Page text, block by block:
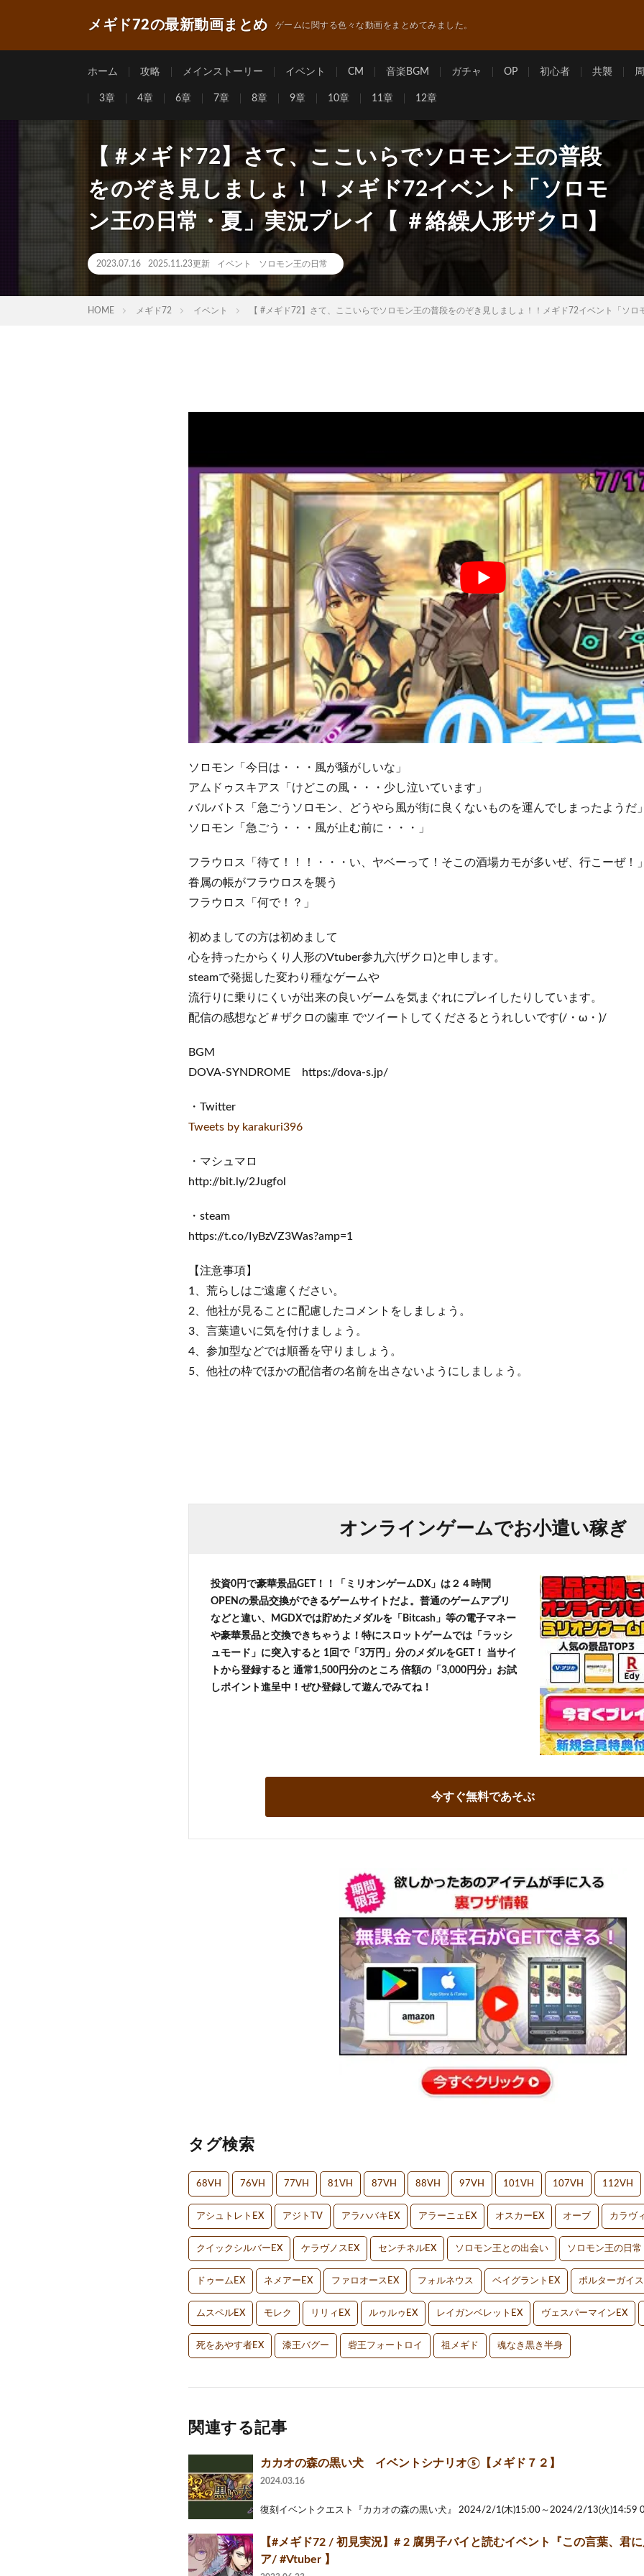
メギド72の最新動画まとめ ゲームに関する色々な動画をまとめてみました。
ホーム 攻略 メインストーリー イベント CM 音楽BGM ガチャ OP 初心者 共襲
3章 4章 6章 7章 8章 9章 10章 11章 12章
【 #メギド72】さて、ここいらでソロモン王の普段
をのぞき見しましょ！！メギド72イベント「ソロモ
ン王の日常・夏」実況プレイ【 ＃絡繰人形ザクロ 】
2023.07.16 2025.11.23更新 イベント ソロモン王の日常
HOME メギド72 イベント 【 #メギド72】さて、ここいらでソロモン王の普段をのぞき見しましょ！！メギド72イベント「ソ
ソロモン「今日は・・・風が騒がしいな」
アムドゥスキアス「けどこの風・・・少し泣いています」
バルバトス「急ごうソロモン、どうやら風が街に良くないものを運んでしまったようだ
ソロモン「急ごう・・・風が止む前に・・・」
フラウロス「待て！！！・・・い、ヤベーって！そこの酒場カモが多いぜ、行こーぜ！
眷属の帳がフラウロスを襲う
フラウロス「何で！？」
初めましての方は初めまして
心を持ったからくり人形のVtuber参九六(ザクロ)と申します。
steamで発掘した変わり種なゲームや
流行りに乗りにくいが出来の良いゲームを気まぐれにプレイしたりしています。
配信の感想など＃ザクロの歯車 でツイートしてくださるとうれしいです(/・ω・)/
BGM
DOVA-SYNDROME https://dova-s.jp/
・Twitter
Tweets by karakuri396
・マシュマロ
http://bit.ly/2Jugfol
・steam
https://t.co/IyBzVZ3Was?amp=1
【注意事項】
1、荒らしはご遠慮ください。
2、他社が見ることに配慮したコメントをしましょう。
3、言葉遣いに気を付けましょう。
4、参加型などでは順番を守りましょう。
5、他社の枠でほかの配信者の名前を出さないようにしましょう。
オンラインゲームでお小遣い稼ぎ
投資0円で豪華景品GET！！「ミリオンゲームDX」は２４時間
OPENの景品交換ができるゲームサイトだよ。普通のゲームアプリ
などと違い、MGDXでは貯めたメダルを「Bitcash」等の電子マネー
や豪華景品と交換できちゃうよ！特にスロットゲームでは「ラッシ
ュモード」に突入すると 1回で「3万円」分のメダルをGET！ 当サイ
トから登録すると 通常1,500円分のところ 倍額の「3,000円分」お試
しポイント進呈中！ぜひ登録して遊んでみてね！
今すぐ無料であそぶ
タグ検索
68VH 76VH 77VH 81VH 87VH 88VH 97VH 101VH 107VH 112VH
アシュトレトEX アジトTV アラハバキEX アラーニェEX オスカーEX オーブ カラヴ
クイックシルバーEX ケラヴノスEX センチネルEX ソロモン王との出会い ソロモン王の日常
ドゥームEX ネメアーEX ファロオースEX フォルネウス ベイグラントEX ポルターガイ
ムスペルEX モレク リリィEX ルゥルゥEX レイガンベレットEX ヴェスパーマインEX
死をあやす者EX 漆王バグー 砦王フォートロイ 祖メギド 魂なき黒き半身
関連する記事
カカオの森の黒い犬 イベントシナリオ⑤【メギド７２】
2024.03.16
復刻イベントクエスト『カカオの森の黒い犬』 2024/2/1(木)15:00～2024/2/13(火
【#メギド72 / 初見実況】# 2 腐男子バイと読むイベント『この言葉、君
ア/ #Vtuber 】